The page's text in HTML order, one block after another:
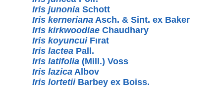
Iris junonia Schott
Iris kerneriana Asch. & Sint. ex Baker
Iris kirkwoodiae Chaudhary
Iris koyuncuiFırat
Iris lactea Pall.
Iris latifolia (Mill.) Voss
Iris lazica Albov
Iris lortetiiBarbey ex Boiss.